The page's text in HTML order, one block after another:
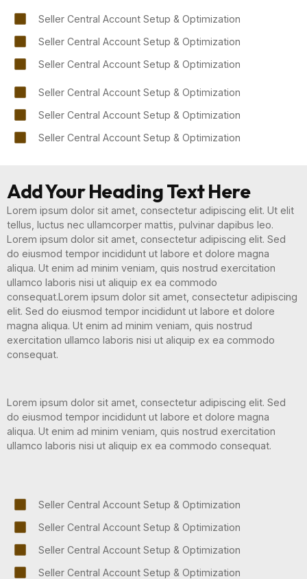
Seller Central Account Setup & Optimization
Seller Central Account Setup & Optimization
Seller Central Account Setup & Optimization
Seller Central Account Setup & Optimization
Seller Central Account Setup & Optimization
Seller Central Account Setup & Optimization
Add Your Heading Text Here
Lorem ipsum dolor sit amet, consectetur adipiscing elit. Ut elit
tellus, luctus nec ullamcorper mattis, pulvinar dapibus leo.
Lorem ipsum dolor sit amet, consectetur adipiscing elit. Sed
do eiusmod tempor incididunt ut labore et dolore magna
aliqua. Ut enim ad minim veniam, quis nostrud exercitation
ullamco laboris nisi ut aliquip ex ea commodo
consequat.Lorem ipsum dolor sit amet, consectetur adipiscing
elit. Sed do eiusmod tempor incididunt ut labore et dolore
magna aliqua. Ut enim ad minim veniam, quis nostrud
exercitation ullamco laboris nisi ut aliquip ex ea commodo
consequat.
Lorem ipsum dolor sit amet, consectetur adipiscing elit. Sed
do eiusmod tempor incididunt ut labore et dolore magna
aliqua. Ut enim ad minim veniam, quis nostrud exercitation
ullamco laboris nisi ut aliquip ex ea commodo consequat.
Seller Central Account Setup & Optimization
Seller Central Account Setup & Optimization
Seller Central Account Setup & Optimization
Seller Central Account Setup & Optimization